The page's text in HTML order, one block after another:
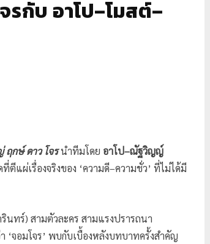
รกับ อาโป–โมสต์–
ฤกษ์ ดาว โจรนำทีมโดย อาโป–ณัฐวิญญ์
แผ่เรื่องจริงของ ‘ความดี–ความชั่ว’ ที่ไม่ได้มี
รินทร์) สามตัวละคร สามแรงปรารถนา
‘จอมโจร’ พบกับเบื้องหลังบทบาทครั้งสำคัญ